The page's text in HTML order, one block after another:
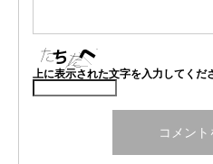
上に表示された文字を入力してくだ